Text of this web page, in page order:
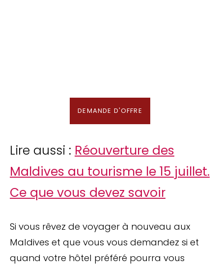
DEMANDE D'OFFRE
Lire aussi : Réouverture des
Maldives au tourisme le 15 juillet.
Ce que vous devez savoir
Si vous rêvez de voyager à nouveau aux
Maldives et que vous vous demandez si et
quand votre hôtel préféré pourra vous